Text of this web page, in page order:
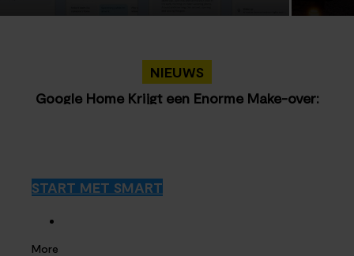
NIEUWS
Google Home Krijgt een Enorme Make-over:
START MET SMART
More